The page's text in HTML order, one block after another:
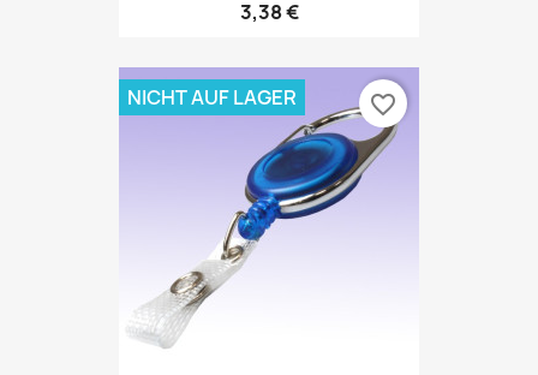
3,38 €
NICHT AUF LAGER favorite_border